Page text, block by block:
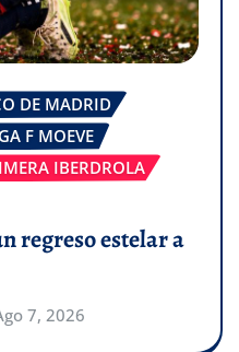
DE MADRID
F MOEVE
IBERDROLA
regreso estelar a
7, 2026